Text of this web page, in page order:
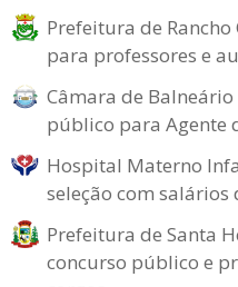
Prefeitura de Rancho
para professores e
Câmara de Balneário
público para Agente
Hospital Materno
seleção com salários
Prefeitura de Santa
concurso público e